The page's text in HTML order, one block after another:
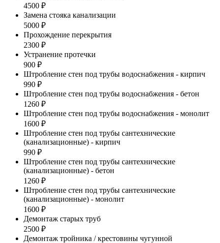
4500 ₽
Замена стояка канализации
5000 ₽
Прохождение перекрытия
2300 ₽
Устранение протечки
900 ₽
Штробление стен под трубы водоснабжения - кирпич
990 ₽
Штробление стен под трубы водоснабжения - бетон
1260 ₽
Штробление стен под трубы водоснабжения - монолит
1600 ₽
Штробление стен под трубы сантехнические
(канализационные) - кирпич
990 ₽
Штробление стен под трубы сантехнические
(канализационные) - бетон
1260 ₽
Штробление стен под трубы сантехнические
(канализационные) - монолит
1600 ₽
Демонтаж старых труб
2500 ₽
Демонтаж тройника / крестовины чугунной